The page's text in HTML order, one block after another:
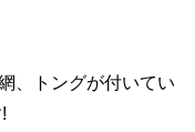
、トングが付いてい